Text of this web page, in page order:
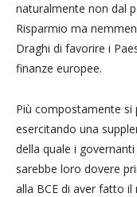
naturalmente non dal
Risparmio ma
Draghi di favorire i
finanze europee.
Più compostamente si
esercitando una
della quale i
sarebbe loro dovere
alla BCE di aver fatto